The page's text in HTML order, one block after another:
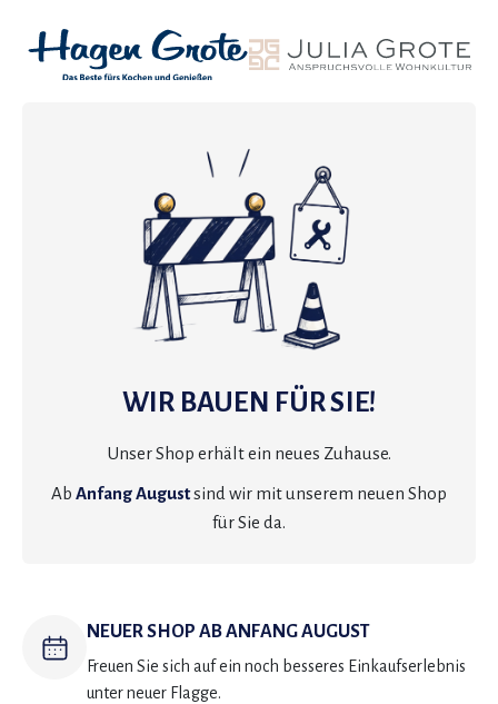
WIR BAUEN FÜR SIE!
Unser Shop erhält ein neues Zuhause.
Ab Anfang Augustsind wir mit unserem neuen Shop
für Sie da.
NEUER SHOP AB ANFANG AUGUST
Freuen Sie sich auf ein noch besseres Einkaufserlebnis
unter neuer Flagge.